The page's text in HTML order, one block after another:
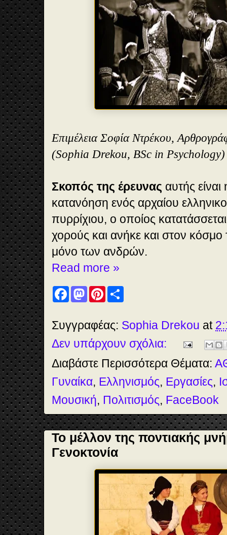
Επιμέλεια Σοφία Ντρέκου,
(Sophia Drekou, BSc in Psychology)
Σκοπός της έρευνας αυτής
κατανόηση ενός αρχαίου
πυρρίχιου, ο οποίος
χορούς και ανήκε και στον κόσμο
μόνο των ανδρών.
Read more »
F
a
b
o
o
k
M
a
o
d
o
n
P
e
r
e
s
e
Συγγραφέας: Sophia Drekou at
Δεν υπάρχουν σχόλια:
Διαβάστε Περισσότερα Θέματα:
Γυναίκα, Ελληνισμός, Εργασίες,
Μουσική, Πολιτισμός, FaceBook
Το μέλλον της ποντιακής
Γενοκτονία